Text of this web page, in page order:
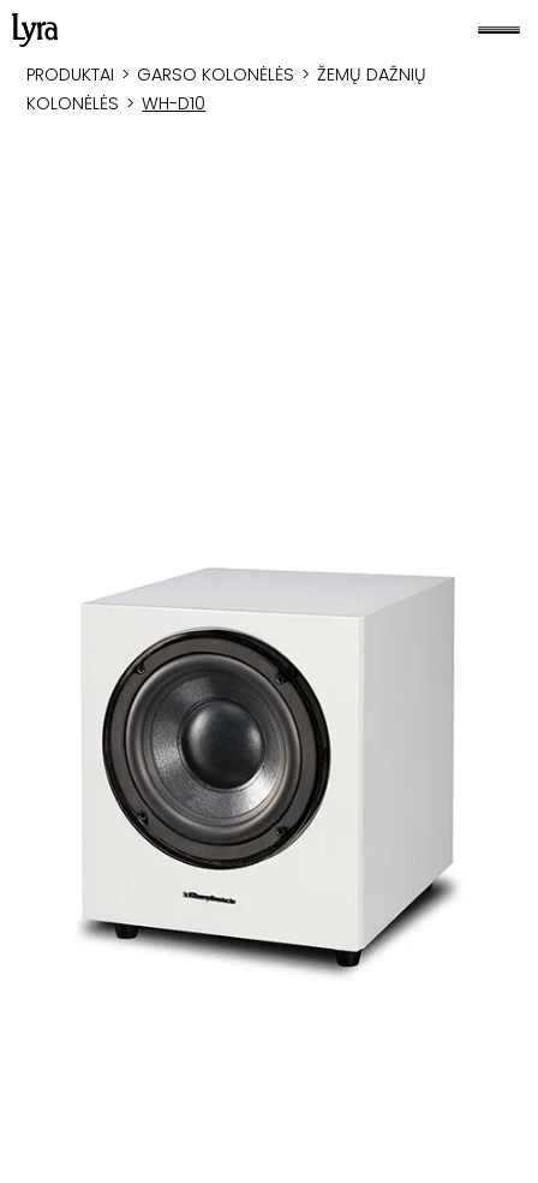
PRODUKTAI > GARSO KOLONĖLĖS > ŽEMŲ DAŽNIŲ
KOLONĖLĖS > WH-D10